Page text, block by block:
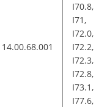
14.00.68.001
I70.8,
I71,
I72.0,
I72.2,
I72.3,
I72.8,
I73.1,
I77.6,